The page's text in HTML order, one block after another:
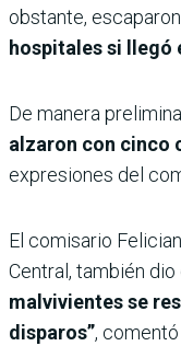
obstante,
hospitales si llegó
De manera
alzaron con cinco
expresiones del
El comisario
Central, también
malvivientes se
disparos”,